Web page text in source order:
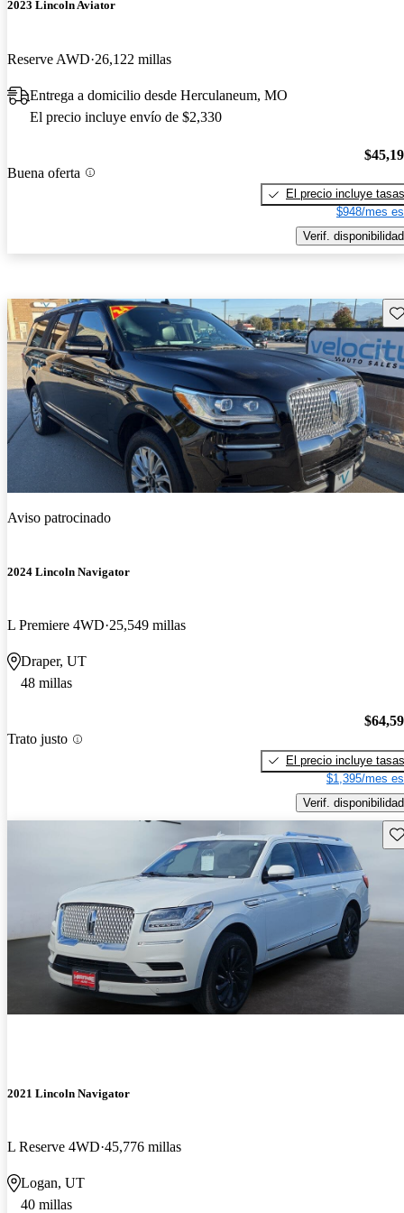
2023 Lincoln Aviator
Reserve AWD 26,122 millas
Entrega a domicilio desde Herculaneum, MO
El precio incluye envío de $2,330
Buena oferta
El precio incluye tasas
$948/mes
Verif. disponibilidad
Aviso patrocinado
2024 Lincoln Navigator
L Premiere 4WD 25,549 millas
Draper, UT
48 millas
Trato justo
El precio incluye tasas
$1,395/mes
Verif. disponibilidad
2021 Lincoln Navigator
L Reserve 4WD 45,776 millas
Logan, UT
40 millas